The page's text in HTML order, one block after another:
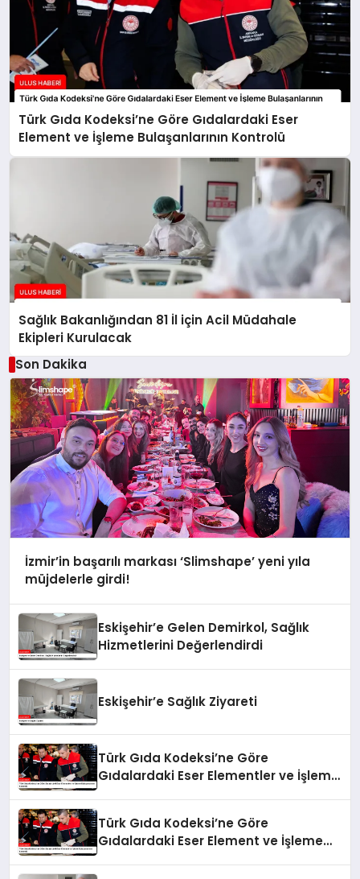
Türk Gıda Kodeksi’ne Göre Gıdalardaki Eser
Element ve İşleme Bulaşanlarının Kontrolü
Sağlık Bakanlığından 81 İl için Acil Müdahale
Ekipleri Kurulacak
Son Dakika
İzmir’in başarılı markası ‘Slimshape’ yeni yıla
müjdelerle girdi!
Eskişehir’e Gelen Demirkol, Sağlık
Hizmetlerini Değerlendirdi
Eskişehir’e Sağlık Ziyareti
Türk Gıda Kodeksi’ne Göre
Gıdalardaki Eser Elementler ve İşleme
Türk Gıda Kodeksi’ne Göre
Gıdalardaki Eser Element ve İşleme